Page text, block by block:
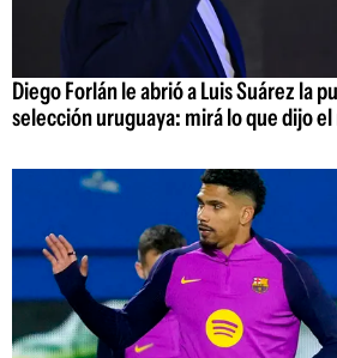
Diego Forlán le abrió a Luis Suárez la
selección uruguaya: mirá lo que dijo el